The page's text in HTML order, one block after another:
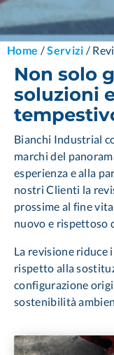
Home /Servizi /
Non solo
soluzioni
Bianchi Industrial
marchi del
esperienza e alla
nostri Clienti la
prossime al fine
nuovo e rispettoso
La revisione riduce
rispetto alla
configurazione
sostenibilità